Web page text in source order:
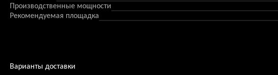
Производственные мощности
Рекомендуемая площадка
Варианты доставки